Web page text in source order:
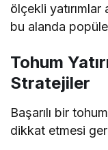
ölçekli yatırımlar
bu alanda
Tohum
Stratejiler
Başarılı bir
dikkat etmesi